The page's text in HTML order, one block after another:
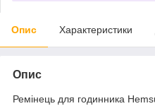
Опис Характеристики
Опис
Ремінець для годинника